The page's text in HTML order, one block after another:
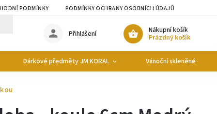
PODMÍNKY PODMÍNKY OCHRANY OSOBNÍCH ÚDAJŮ
Nákupní košík
Prázdný košík
Přihlášení
Dárkové předměty JM KORAL Vánoční skleněné